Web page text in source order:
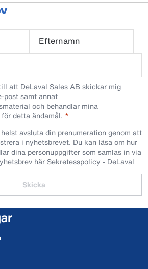
Efternamn
att DeLaval Sales AB skickar mig
post samt annat
och behandlar mina
detta ändamål.
avsluta din prenumeration genom att
i nyhetsbrevet. Du kan läsa om hur
dina personuppgifter som samlas in via
här Sekretesspolicy - DeLaval
Skicka